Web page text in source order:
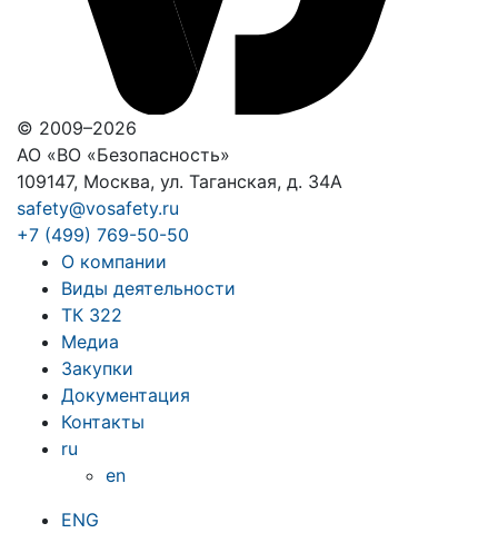
© 2009–2026
АО «ВО «Безопасность»
109147, Москва, ул. Таганская, д. 34А
safety@vosafety.ru
+7 (499) 769-50-50
О компании
Виды деятельности
ТК 322
Медиа
Закупки
Документация
Контакты
ru
en
ENG